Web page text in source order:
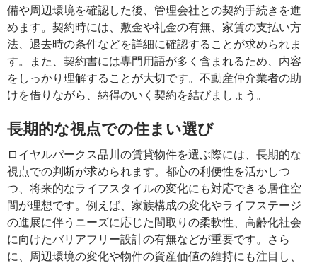
備や周辺環境を確認した後、管理会社との契約手続きを進
めます。契約時には、敷金や礼金の有無、家賃の支払い方
法、退去時の条件などを詳細に確認することが求められま
す。また、契約書には専門用語が多く含まれるため、内容
をしっかり理解することが大切です。不動産仲介業者の助
けを借りながら、納得のいく契約を結びましょう。
長期的な視点での住まい選び
ロイヤルパークス品川の賃貸物件を選ぶ際には、長期的な
視点での判断が求められます。都心の利便性を活かしつ
つ、将来的なライフスタイルの変化にも対応できる居住空
間が理想です。例えば、家族構成の変化やライフステージ
の進展に伴うニーズに応じた間取りの柔軟性、高齢化社会
に向けたバリアフリー設計の有無などが重要です。さら
に、周辺環境の変化や物件の資産価値の維持にも注目し、